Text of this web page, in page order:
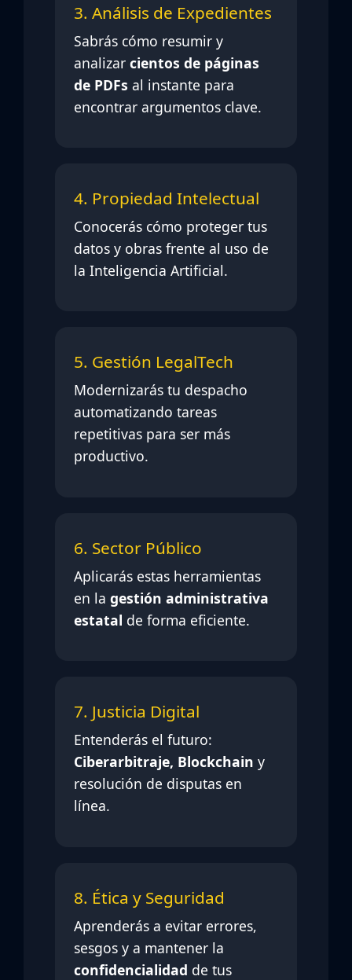
3. Análisis de Expedientes
Sabrás cómo resumir y
analizar cientos de páginas
de PDFs al instante para
encontrar argumentos clave.
4. Propiedad Intelectual
Conocerás cómo proteger tus
datos y obras frente al uso de
la Inteligencia Artificial.
5. Gestión LegalTech
Modernizarás tu despacho
automatizando tareas
repetitivas para ser más
productivo.
6. Sector Público
Aplicarás estas herramientas
en la gestión administrativa
estatal de forma eficiente.
7. Justicia Digital
Entenderás el futuro:
Ciberarbitraje, Blockchain y
resolución de disputas en
línea.
8. Ética y Seguridad
Aprenderás a evitar errores,
sesgos y a mantener la
confidencialidad de tus